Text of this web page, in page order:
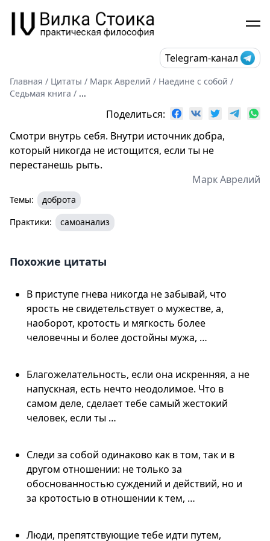
Telegram-канал
Главная / Цитаты / Марк Аврелий / Наедине с собой /
Седьмая книга / ...
Поделиться:
Смотри внутрь себя. Внутри источник добра,
который никогда не истощится, если ты не
перестанешь рыть.
Марк Аврелий
Темы:
доброта
Практики:
самоанализ
Похожие цитаты
В приступе гнева никогда не забывай, что
ярость не свидетельствует о мужестве, а,
наоборот, кротость и мягкость более
человечны и более достойны мужа, …
Благожелательность, если она искренняя, а не
напускная, есть нечто неодолимое. Что в
самом деле, сделает тебе самый жестокий
человек, если ты …
Следи за собой одинаково как в том, так и в
другом отношении: не только за
обоснованностью суждений и действий, но и
за кротостью в отношении к тем, …
Люди, препятствующие тебе идти путем,